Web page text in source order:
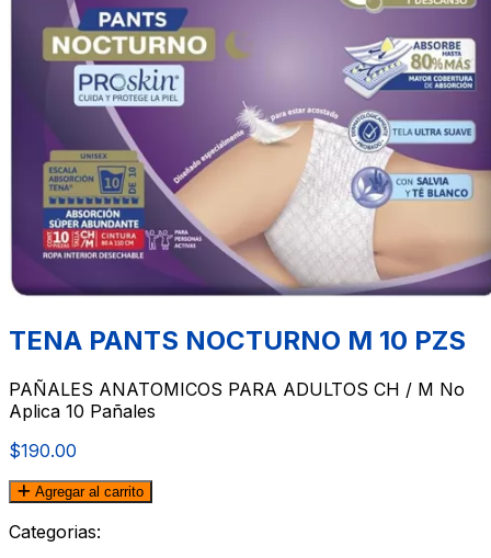
TENA PANTS NOCTURNO M 10 PZS
PAÑALES ANATOMICOS PARA ADULTOS CH / M No
Aplica 10 Pañales
$190.00
Agregar al carrito
Categorias: